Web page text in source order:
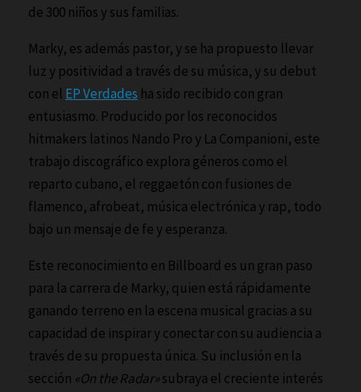
de 300 niños y sus familias.
Marky, es además pastor, y se ha propuesto llevar
luz y positividad a través de su música, y su debut
con el EP Verdades ha sido recibido con gran
entusiasmo. Producido por los reconocidos
hitmakers latinos Nando Pro y La Companioni, este
trabajo discográfico explora géneros como el
reparto cubano, el reggaetón con fusiones de
flamenco, afrobeat, música electrónica y rap, todo
bajo un mensaje de fe y esperanza.
Este reconocimiento en Billboard es un gran paso
para la carrera de Marky, quien está rápidamente
ganando terreno en la escena musical gracias a su
capacidad de inspirar y conectar con su audiencia a
través de su propuesta única. Su inclusión en la
sección «On the Radar»subraya el creciente interés